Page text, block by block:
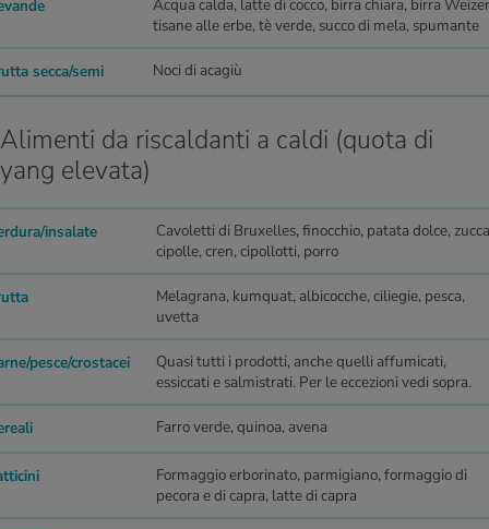
Acqua calda, latte di cocco, birra chiara, birra
tisane alle erbe, tè verde, succo di mela, spumante
secca/semi Noci di acagiù
Alimenti da riscaldanti a caldi (quota di
yang elevata)
insalate
Cavoletti di Bruxelles, finocchio, patata dolce,
cipolle, cren, cipollotti, porro
Melagrana, kumquat, albicocche, ciliegie, pesca,
uvetta
pesce/crostacei
Quasi tutti i prodotti, anche quelli affumicati,
essiccati e salmistrati. Per le eccezioni vedi sopra.
Farro verde, quinoa, avena
Formaggio erborinato, parmigiano, formaggio di
pecora e di capra, latte di capra